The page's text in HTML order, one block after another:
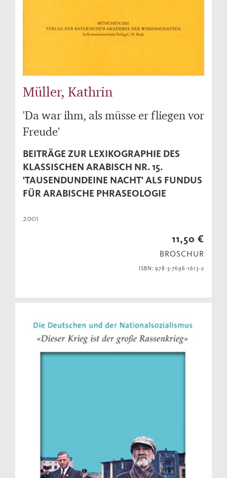
Müller, Kathrin
'Da war ihm, als müsse er fliegen vor
Freude'
BEITRÄGE ZUR LEXIKOGRAPHIE DES
KLASSISCHEN ARABISCH NR. 15.
'TAUSENDUNDEINE NACHT' ALS FUNDUS
FÜR ARABISCHE PHRASEOLOGIE
2001
11,50 €
BROSCHUR
ISBN: 978-3-7696-1613-2